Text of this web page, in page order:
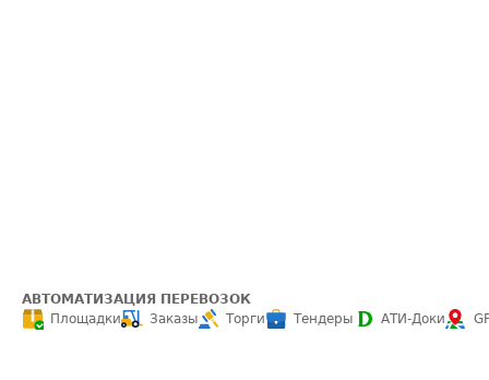
АВТОМАТИЗАЦИЯ ПЕРЕВОЗОК
Площадки
Заказы Торги Тендеры АТИ-Доки